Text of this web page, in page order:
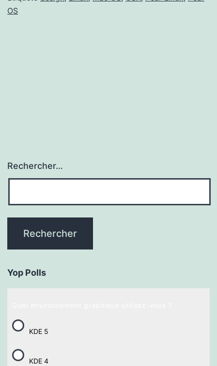
OS
Rechercher…
Yop Polls
KDE 5
KDE 4